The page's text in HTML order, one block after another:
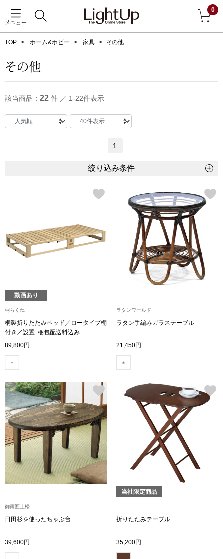
メニュー
0
すべて見る
アクセサリー
ン雑貨
アウター
トップス
Tシャツ／カッ
ポロシャツ
ベスト
その他
ボトムス
パンツ／スラ
TOP ホーム&ホビー 家具 その他
その他
該当商品： 22 件 ／ 1-22件表示
1
絞り込み条件
動画あり
桐らくね
桐製折りたたみベッド／ロータイプ棚
付き／設置･梱包配送料込み
89,800円
ラタンワールド
ラタン手編みガラステーブル
21,450円
御簾匠上松
日田杉を使ったちゃぶ台
39,600円
当社限定商品
折りたたみテーブル
35,200円